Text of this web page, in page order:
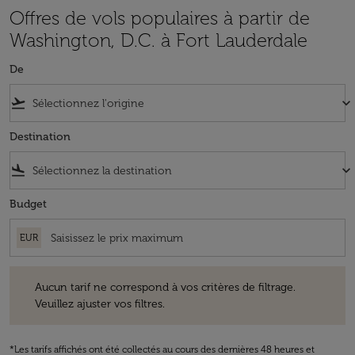
Offres de vols populaires à partir de
Washington, D.C. à Fort Lauderdale
De
flight_takeoff keyboard_arrow_down
Destination
flight_land keyboard_arrow_down
Budget
EUR
Aucun tarif ne correspond à vos critères de filtrage.
Veuillez ajuster vos filtres.
*Les tarifs affichés ont été collectés au cours des dernières 48 heures et